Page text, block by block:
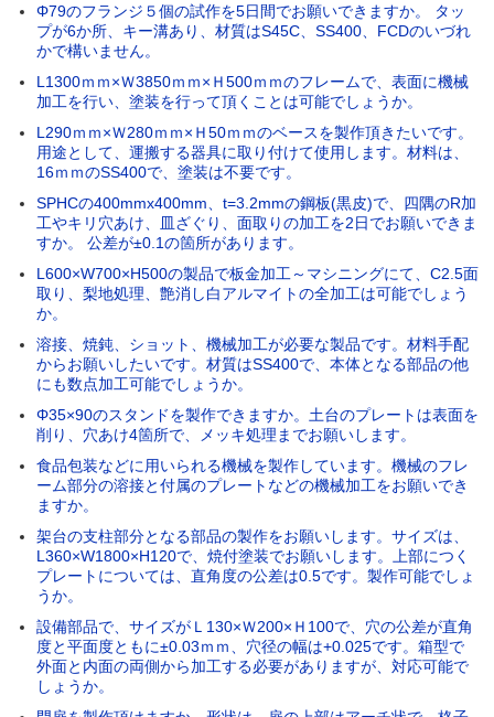
Φ79のフランジ５個の試作を5日間でお願いできますか。 タッ
プが6か所、キー溝あり、材質はS45C、SS400、FCDのいづれ
かで構いません。
L1300ｍｍ×Ｗ3850ｍｍ×Ｈ500ｍｍのフレームで、表面に機械
加工を行い、塗装を行って頂くことは可能でしょうか。
L290ｍｍ×Ｗ280ｍｍ×Ｈ50ｍｍのベースを製作頂きたいです。
用途として、運搬する器具に取り付けて使用します。材料は、
16ｍｍのSS400で、塗装は不要です。
SPHCの400mmx400mm、t=3.2mmの鋼板(黒皮)で、四隅のR加
工やキリ穴あけ、皿ざぐり、面取りの加工を2日でお願いできま
すか。 公差が±0.1の箇所があります。
L600×W700×H500の製品で板金加工～マシニングにて、C2.5面
取り、梨地処理、艶消し白アルマイトの全加工は可能でしょう
か。
溶接、焼鈍、ショット、機械加工が必要な製品です。材料手配
からお願いしたいです。材質はSS400で、本体となる部品の他
にも数点加工可能でしょうか。
Φ35×90のスタンドを製作できますか。土台のプレートは表面を
削り、穴あけ4箇所で、メッキ処理までお願いします。
食品包装などに用いられる機械を製作しています。機械のフレ
ーム部分の溶接と付属のプレートなどの機械加工をお願いでき
ますか。
架台の支柱部分となる部品の製作をお願いします。サイズは、
L360×W1800×H120で、焼付塗装でお願いします。上部につく
プレートについては、直角度の公差は0.5です。製作可能でしょ
うか。
設備部品で、サイズがＬ130×Ｗ200×Ｈ100で、穴の公差が直角
度と平面度ともに±0.03ｍｍ、穴径の幅は+0.025です。箱型で
外面と内面の両側から加工する必要がありますが、対応可能で
しょうか。